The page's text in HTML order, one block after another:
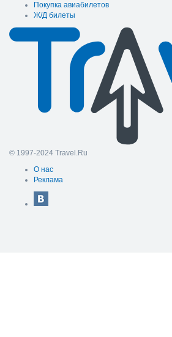
Покупка авиабилетов
Ж/Д билеты
© 1997-2024 Travel.Ru
О нас
Реклама